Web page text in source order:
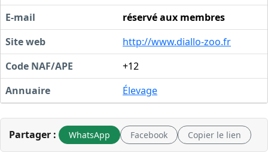
E-mail
réservé aux membres
Site web
http://www.diallo-zoo.fr
Code NAF/APE
+12
Annuaire
Élevage
Partager : WhatsApp Facebook Copier le lien